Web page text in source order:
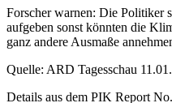
Forscher warnen: Die Politiker
aufgeben sonst könnten die
ganz andere Ausmaße
Quelle: ARD Tagesschau
Details aus dem PIK Report